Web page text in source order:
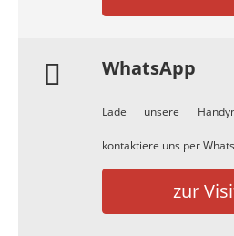
WhatsApp
Lade unsere
kontaktiere uns per
zur